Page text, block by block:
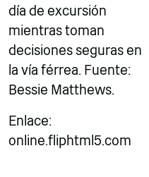
día de excursión
mientras toman
decisiones seguras en
la vía férrea. Fuente:
Bessie Matthews.
Enlace:
online.fliphtml5.com